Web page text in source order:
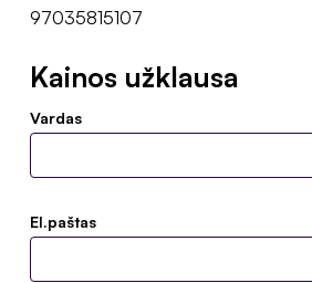
97035815107
Kainos užklausa
Vardas
El.paštas